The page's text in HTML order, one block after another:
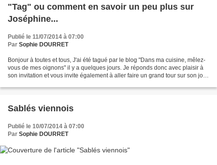
"Tag" ou comment en savoir un peu plus sur
Joséphine...
Publié le 11/07/2014 à 07:00
Par Sophie DOURRET
Bonjour à toutes et tous, J'ai été tagué par le blog "Dans ma cuisine, mêlez-
vous de mes oignons" il y a quelques jours. Je réponds donc avec plaisir à
son invitation et vous invite également à aller faire un grand tour sur son joli
Sablés viennois
Publié le 10/07/2014 à 07:00
Par Sophie DOURRET